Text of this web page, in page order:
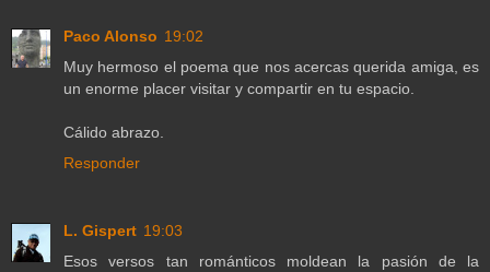
Paco Alonso 19:02
Muy hermoso el poema que nos acercas querida amiga, es
un enorme placer visitar y compartir en tu espacio.
Cálido abrazo.
Responder
L. Gispert 19:03
Esos versos tan románticos moldean la pasión de la